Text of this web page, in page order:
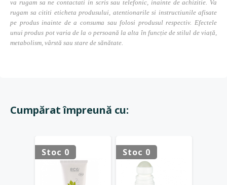
va rugam sa ne contactati in scris sau telefonic, inainte de achizitie. Va
rugam sa cititi eticheta produsului, atentionarile si instructiunile afisate
pe produs inainte de a consuma sau folosi produsul respectiv. Efectele
unui produs pot varia de la o persoană la alta în funcție de stilul de viață,
metabolism, vârstă sau stare de sănătate.
Cumpărat împreună cu:
Stoc 0 Stoc 0